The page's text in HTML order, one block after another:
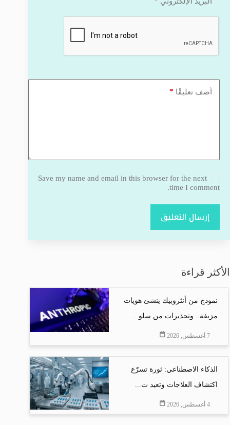
أضف تعليقًا *
Save my name and email in this browser for the next
time I comment.
إرسال التعليق
الأكثر قراءة
نموذج من أنثروبيك ينشئ هويات
مزيفة.. وتحذيرات من سلو...
7 أغسطس, 2026
الذكاء الاصطناعي: ثورة تسرّع
اكتشاف العلاجات وتعيد ت...
4 أغسطس, 2026